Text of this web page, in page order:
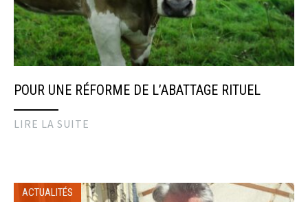
POUR UNE RÉFORME DE L’ABATTAGE RITUEL
LIRE LA SUITE
ACTUALITÉS